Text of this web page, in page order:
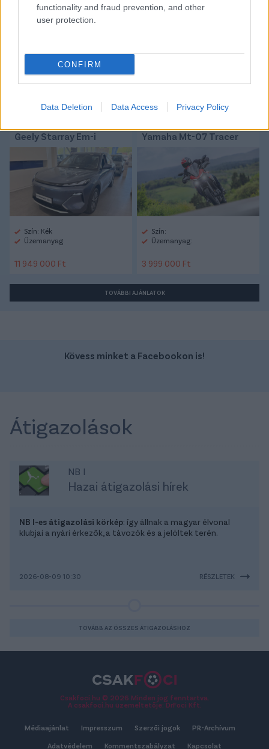
functionality and fraud prevention, and other
user protection.
CONFIRM
Data Deletion Data Access Privacy Policy
CÍMKÉK: #MAGYAR FOCI
#MAGYAR VÁLOGATOTT
#MAGYARORSZÁG
Autópiac
Geely Starray Em-i
Szín: Kék
Üzemanyag:
11 949 000 Ft
Yamaha Mt-07 Tracer
Szín:
Üzemanyag:
3 999 000 Ft
TOVÁBBI AJÁNLATOK
Kövess minket a Facebookon is!
Átigazolások
NB I
Hazai átigazolási hírek
NB I-es átigazolási körkép: így állnak a magyar élvonal
klubjai a nyári érkezők, a távozók és a jelöltek terén.
2026-08-09 10:30 RÉSZLETEK
TOVÁBB AZ ÖSSZES ÁTIGAZOLÁSHOZ
Csakfoci.hu © 2026 Minden jog fenntartva.
A csakfoci.hu üzemeltetője: DrFoci Kft.
Médiaajánlat Impresszum Szerzői jogok PR-Archívum
Adatvédelem Kommentszabályzat Kapcsolat